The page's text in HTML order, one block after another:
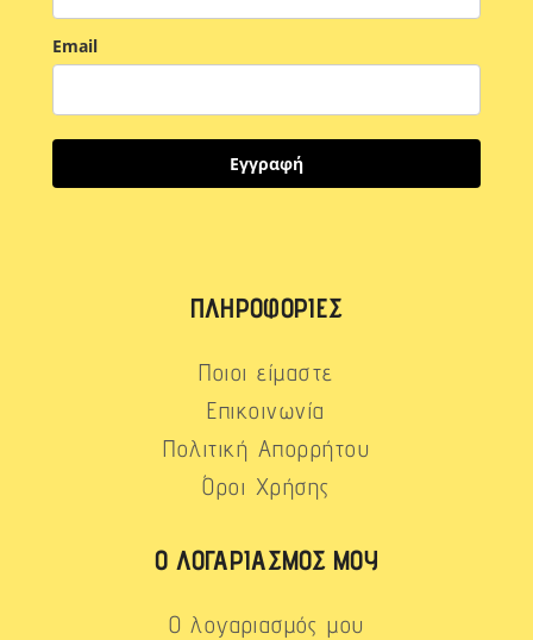
Email
Εγγραφή
ΠΛΗΡΟΦΟΡΊΕΣ
Ποιοι είμαστε
Επικοινωνία
Πολιτική Απορρήτου
Όροι Χρήσης
Ο ΛΟΓΑΡΙΑΣΜΌΣ ΜΟΥ
Ο λογαριασμός μου